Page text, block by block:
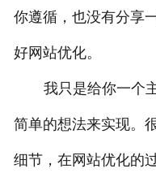
你遵循，也没有分享
好网站优化。
我只是给你一个
简单的想法来实现。
细节，在网站优化的